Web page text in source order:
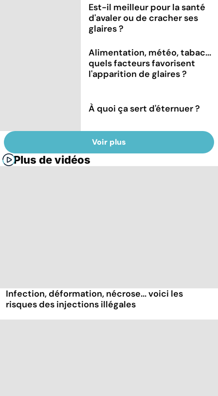
Est-il meilleur pour la santé
d'avaler ou de cracher ses
glaires ?
Alimentation, météo, tabac...
quels facteurs favorisent
l'apparition de glaires ?
À quoi ça sert d'éternuer ?
Voir plus
Plus de vidéos
Infection, déformation, nécrose... voici les
risques des injections illégales